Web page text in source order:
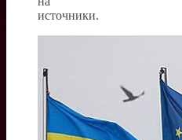
источники.